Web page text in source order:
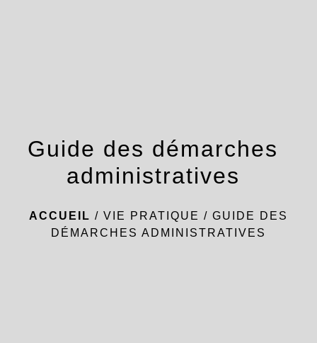
Guide des démarches
administratives
ACCUEIL / VIE PRATIQUE / GUIDE DES
DÉMARCHES ADMINISTRATIVES